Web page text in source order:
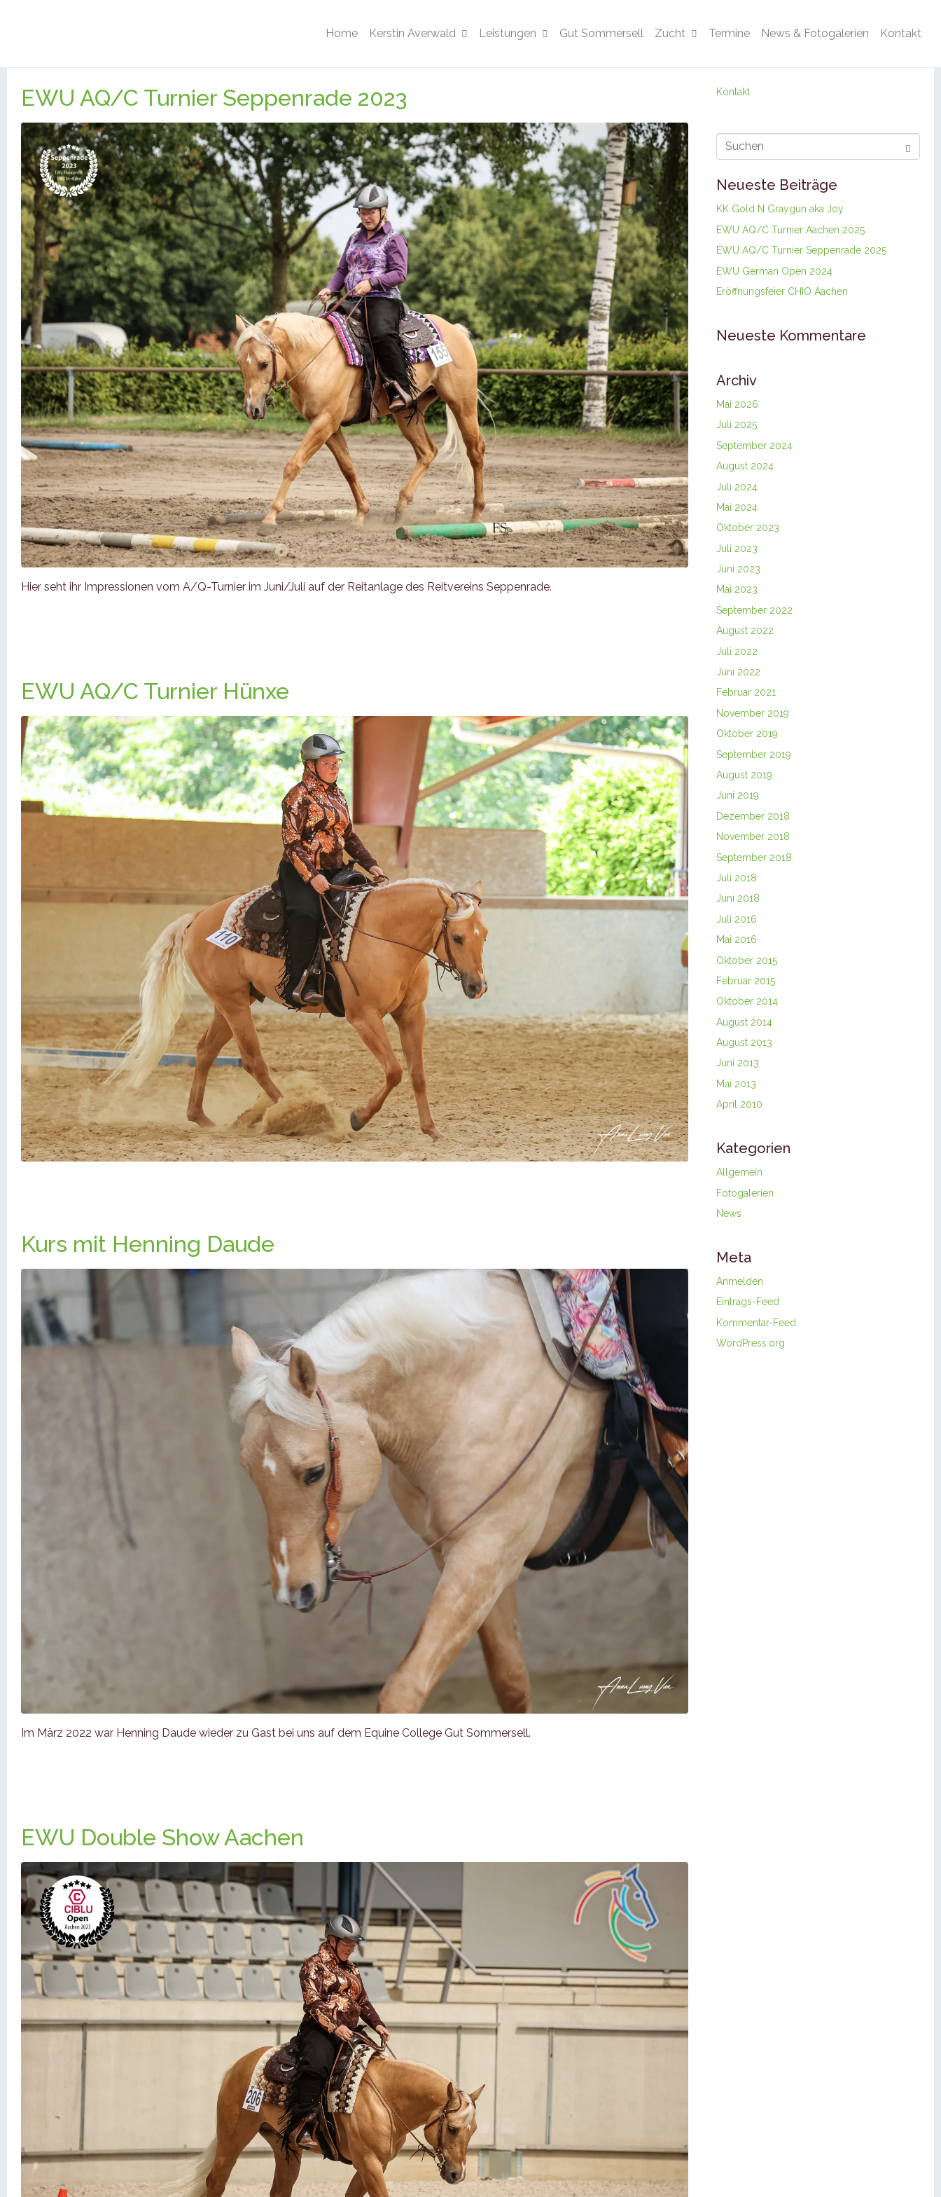
Home Kerstin Averwald Leistungen Gut Sommersell Zucht Termine News & Fotogalerien Kontakt
EWU AQ/C Turnier Seppenrade 2023
Hier seht ihr Impressionen vom A/Q-Turnier im Juni/Juli auf der Reitanlage des Reitvereins Seppenrade.
EWU AQ/C Turnier Hünxe
Kurs mit Henning Daude
Im März 2022 war Henning Daude wieder zu Gast bei uns auf dem Equine College Gut Sommersell.
EWU Double Show Aachen
Kontakt
Neueste Beiträge
KK Gold N Graygun aka Joy
EWU AQ/C Turnier Aachen 2025
EWU AQ/C Turnier Seppenrade 2025
EWU German Open 2024
Eröffnungsfeier CHIO Aachen
Neueste Kommentare
Archiv
Mai 2026
Juli 2025
September 2024
August 2024
Juli 2024
Mai 2024
Oktober 2023
Juli 2023
Juni 2023
Mai 2023
September 2022
August 2022
Juli 2022
Juni 2022
Februar 2021
November 2019
Oktober 2019
September 2019
August 2019
Juni 2019
Dezember 2018
November 2018
September 2018
Juli 2018
Juni 2018
Juli 2016
Mai 2016
Oktober 2015
Februar 2015
Oktober 2014
August 2014
August 2013
Juni 2013
Mai 2013
April 2010
Kategorien
Allgemein
Fotogalerien
News
Meta
Anmelden
Eintrags-Feed
Kommentar-Feed
WordPress.org